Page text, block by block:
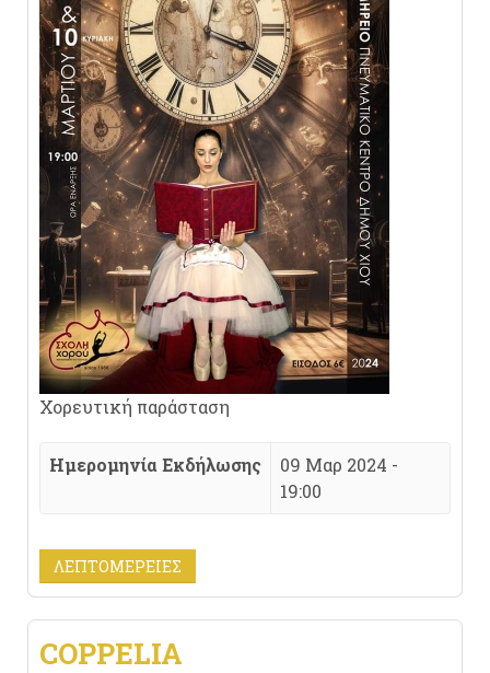
Χορευτική παράσταση
Ημερομηνία Εκδήλωσης
09 Μαρ 2024 -
19:00
ΛΕΠΤΟΜΈΡΕΙΕΣ
COPPELIA